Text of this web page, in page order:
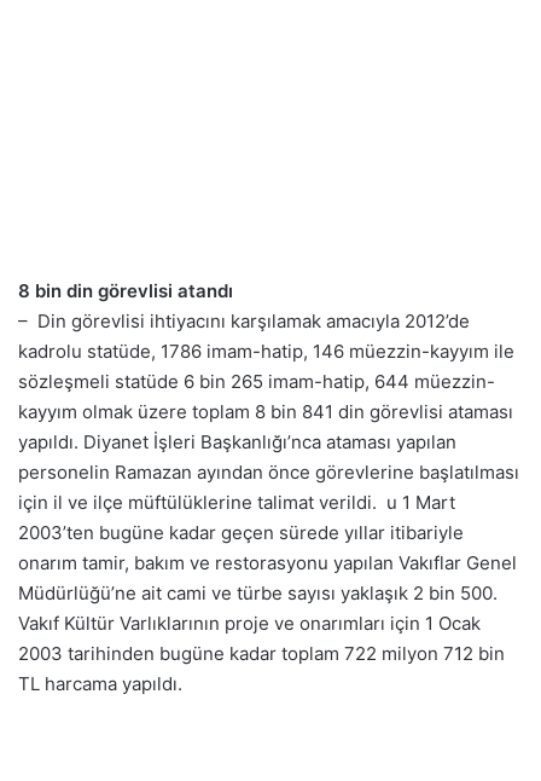
8 bin din görevlisi atandı
– Din görevlisi ihtiyacını karşılamak amacıyla 2012’de
kadrolu statüde, 1786 imam-hatip, 146 müezzin-kayyım ile
sözleşmeli statüde 6 bin 265 imam-hatip, 644 müezzin-
kayyım olmak üzere toplam 8 bin 841 din görevlisi ataması
yapıldı. Diyanet İşleri Başkanlığı’nca ataması yapılan
personelin Ramazan ayından önce görevlerine başlatılması
için il ve ilçe müftülüklerine talimat verildi. u 1 Mart
2003’ten bugüne kadar geçen sürede yıllar itibariyle
onarım tamir, bakım ve restorasyonu yapılan Vakıflar Genel
Müdürlüğü’ne ait cami ve türbe sayısı yaklaşık 2 bin 500.
Vakıf Kültür Varlıklarının proje ve onarımları için 1 Ocak
2003 tarihinden bugüne kadar toplam 722 milyon 712 bin
TL harcama yapıldı.